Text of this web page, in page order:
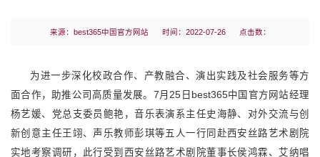
来源：best365中国官方网站 时间：2022-07-26 点击数：
为进一步深化校政合作、产教融合、演出实践及社会服务等方
面合作，助推公司高质量发展。7月25日best365中国官方网站经理
杨艺媛、党总支委员鲍艳，音乐表演系主任史海静、对外交流与创
新创意主任王翊、声乐教师彭琪等五人一行同赴西安丝路艺术剧院
实地考察调研，此行受到西安丝路艺术剧院董事长侯鸿霖、艾纳唱